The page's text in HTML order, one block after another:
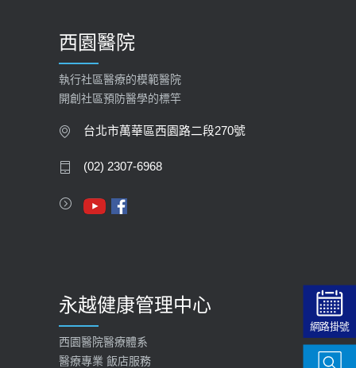
西園醫院
執行社區醫療的模範醫院
開創社區預防醫學的標竿
台北市萬華區西園路二段270號
(02) 2307-6968
永越健康管理中心
西園醫院醫療體系
醫療專業 飯店服務
網路掛號